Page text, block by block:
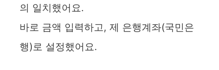
의 일치했어요.
바로 금액 입력하고, 제 은행계좌(국민은
행)로 설정했어요.